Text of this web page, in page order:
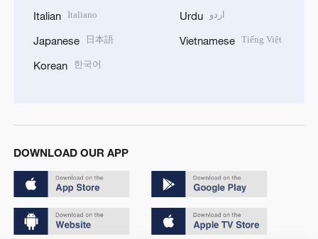
Italian Italiano
Japanese 日本語
Korean 한국어
Urdu اردو
Vietnamese Tiếng Việt
DOWNLOAD OUR APP